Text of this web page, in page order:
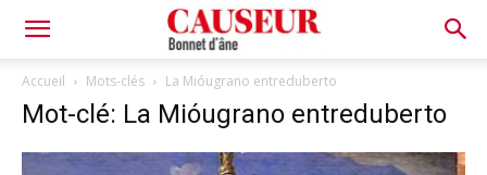
Bonnet
d'âne
Accueil Mots-clés La Mióugrano entreduberto
Mot-clé: La Mióugrano entreduberto